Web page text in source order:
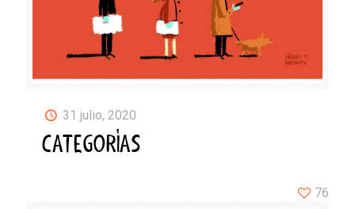
31 julio, 2020
CATEGORÍAS
76